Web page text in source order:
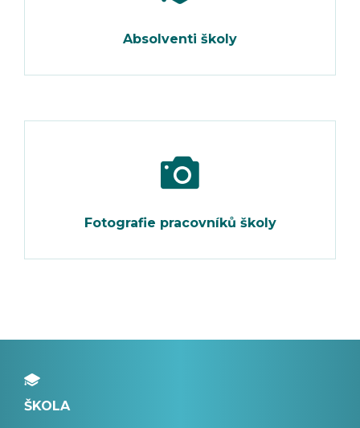
Absolventi školy
Fotografie pracovníků školy
ŠKOLA